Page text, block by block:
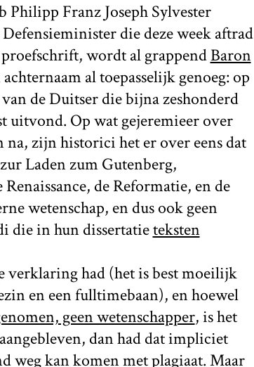
Franz Joseph Sylvester
die deze week aftrad
wordt al grappendBaron
al toepasselijk genoeg: op
de Duitser die bijna zeshonderd
uitvond. Op wat gejeremieer over
zijn historici het er over eens dat
Laden zum Gutenberg,
de Reformatie, en de
wetenschap, en dus ook geen
die in hun dissertatieteksten
verklaring had (het is best moeilijk
en een fulltimebaan), en hoewel
geen wetenschapper, is het
dan had dat impliciet
weg kan komen met plagiaat. Maar